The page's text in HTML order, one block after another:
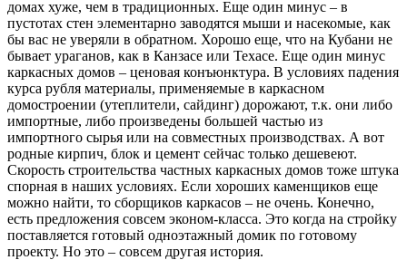
домах хуже, чем в традиционных. Еще один минус – в
пустотах стен элементарно заводятся мыши и насекомые, как
бы вас не уверяли в обратном. Хорошо еще, что на Кубани не
бывает ураганов, как в Канзасе или Техасе. Еще один минус
каркасных домов – ценовая конъюнктура. В условиях падения
курса рубля материалы, применяемые в каркасном
домостроении (утеплители, сайдинг) дорожают, т.к. они либо
импортные, либо произведены большей частью из
импортного сырья или на совместных производствах. А вот
родные кирпич, блок и цемент сейчас только дешевеют.
Скорость строительства частных каркасных домов тоже штука
спорная в наших условиях. Если хороших каменщиков еще
можно найти, то сборщиков каркасов – не очень. Конечно,
есть предложения совсем эконом-класса. Это когда на стройку
поставляется готовый одноэтажный домик по готовому
проекту. Но это – совсем другая история.